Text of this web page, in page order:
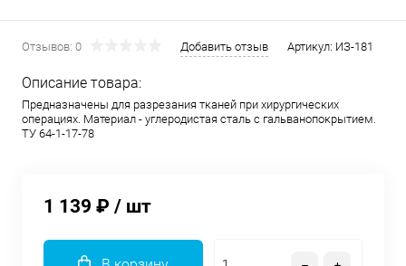
Отзывов: 0 Добавить отзыв Артикул: ИЗ-181
Описание товара:
Предназначены для разрезания тканей при хирургических
операциях. Материал - углеродистая сталь с гальванопокрытием.
ТУ 64-1-17-78
1 139 ₽ / шт